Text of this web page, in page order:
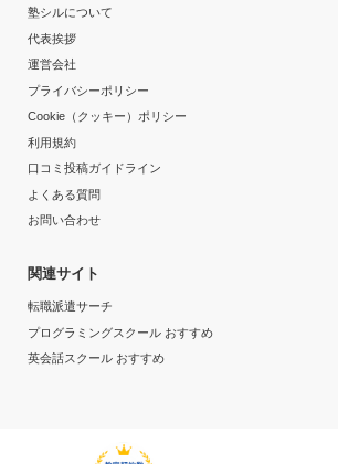
月額料金
40,001円〜50,000円
目的の達成度
達成
目的の達成理由
わからないところを、わかるまでできる
上げることができた。
志望校と合格状況
塾シルについて
代表挨拶
運営会社
プライバシーポリシー
Cookie（クッキー）ポリシー
利用規約
口コミ投稿ガイドライン
よくある質問
お問い合わせ
関連サイト
転職派遣サーチ
プログラミングスクール おすすめ
英会話スクール おすすめ